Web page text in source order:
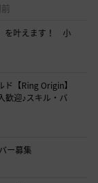
を叶えます！ 小
【Ring Origin】
歓迎♪スキル・バ
ー募集